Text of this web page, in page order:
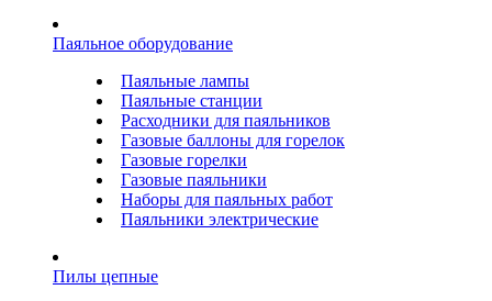
Паяльное оборудование
Паяльные лампы
Паяльные станции
Расходники для паяльников
Газовые баллоны для горелок
Газовые горелки
Газовые паяльники
Наборы для паяльных работ
Паяльники электрические
Пилы цепные